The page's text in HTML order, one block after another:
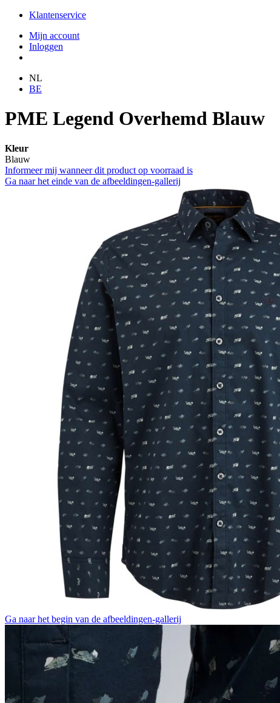
Klantenservice
Mijn account
Inloggen
NL
BE
PME Legend Overhemd Blauw
Kleur
Blauw
Informeer mij wanneer dit product op voorraad is
Ga naar het einde van de afbeeldingen-gallerij
Ga naar het begin van de afbeeldingen-gallerij